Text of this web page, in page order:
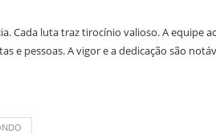
Cada luta traz tirocínio valioso. A equipe
e pessoas. A vigor e a dedicação são